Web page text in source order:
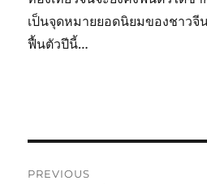
เป็นจุดหมายยอดนิยมของชาวจี
ฟื้นตัวปีนี้…
PREVIOUS